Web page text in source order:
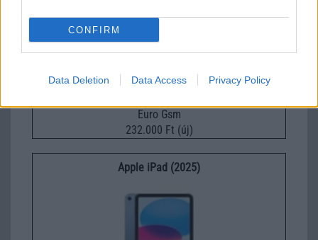
CONFIRM
Data Deletion Data Access Privacy Policy
Euro Gsm
232.000 Ft (új)
Apple iPad (2025)